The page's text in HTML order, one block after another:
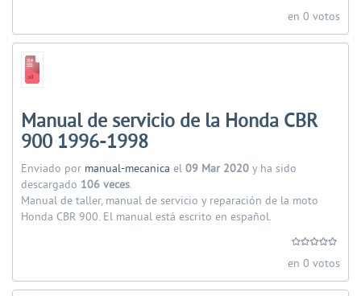
en 0 votos
Manual de servicio de la Honda CBR
900 1996-1998
Enviado por manual-mecanica el 09 Mar 2020 y ha sido
descargado 106 veces.
Manual de taller, manual de servicio y reparación de la moto
Honda CBR 900. El manual está escrito en español.
en 0 votos